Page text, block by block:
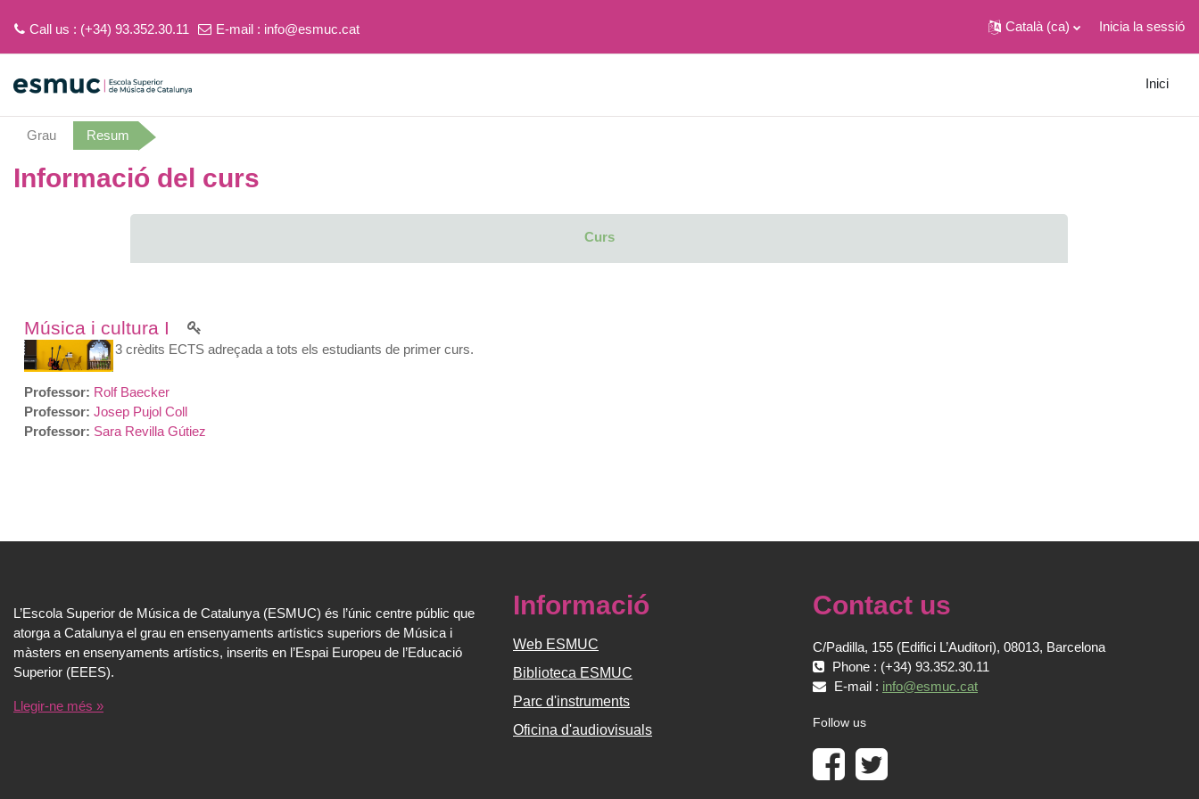
Call us : (+34) 93.352.30.11 E-mail : info@esmuc.cat Català ‎(ca)‎ Inicia la sessió
Inici
Grau Resum
Informació del curs
Curs
Música i cultura I
Assignatura de 3 crèdits ECTS adreçada a tots els estudiants de primer curs.
Professor: Rolf Baecker
Professor: Josep Pujol Coll
Professor: Sara Revilla Gútiez
L’Escola Superior de Música de Catalunya (ESMUC) és l’únic centre públic que
atorga a Catalunya el grau en ensenyaments artístics superiors de Música i
màsters en ensenyaments artístics, inserits en l’Espai Europeu de l’Educació
Superior (EEES).
Llegir-ne més »
Informació
Web ESMUC
Biblioteca ESMUC
Parc d'instruments
Oficina d'audiovisuals
Contact us
C/Padilla, 155 (Edifici L’Auditori), 08013, Barcelona
Phone : (+34) 93.352.30.11
E-mail : info@esmuc.cat
Follow us